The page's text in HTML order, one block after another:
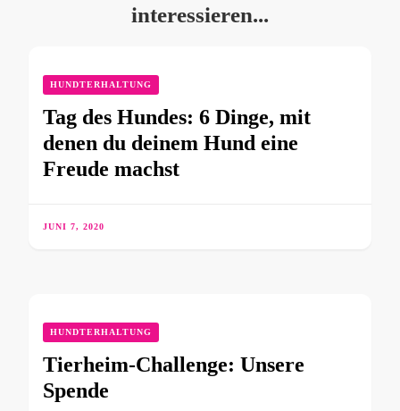
interessieren...
HUNDTERHALTUNG
Tag des Hundes: 6 Dinge, mit
denen du deinem Hund eine
Freude machst
JUNI 7, 2020
HUNDTERHALTUNG
Tierheim-Challenge: Unsere
Spende